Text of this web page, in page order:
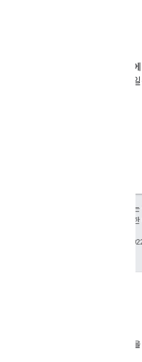
이 문서
말해 파
달리 명시되지 않
부여됩니다. 자세
최종 업데이트:
최신 업데이트 및 도움말